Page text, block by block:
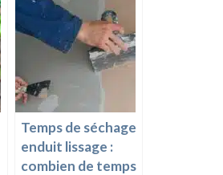
Temps de séchage
enduit lissage :
combien de temps